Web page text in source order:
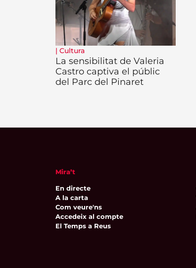
| Cultura
La sensibilitat de Valeria
Castro captiva el públic
del Parc del Pinaret
Mira’t
En directe
A la carta
Com veure'ns
Accedeix al compte
El Temps a Reus